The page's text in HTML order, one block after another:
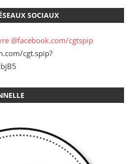
SOCIAUX
@facebook.com/cgtspip
cgt.spip?